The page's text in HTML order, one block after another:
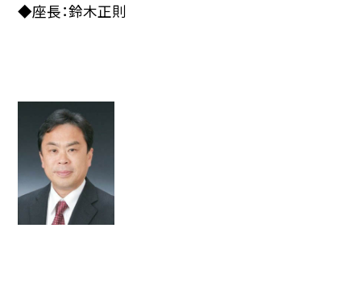
◆座長：鈴木正則